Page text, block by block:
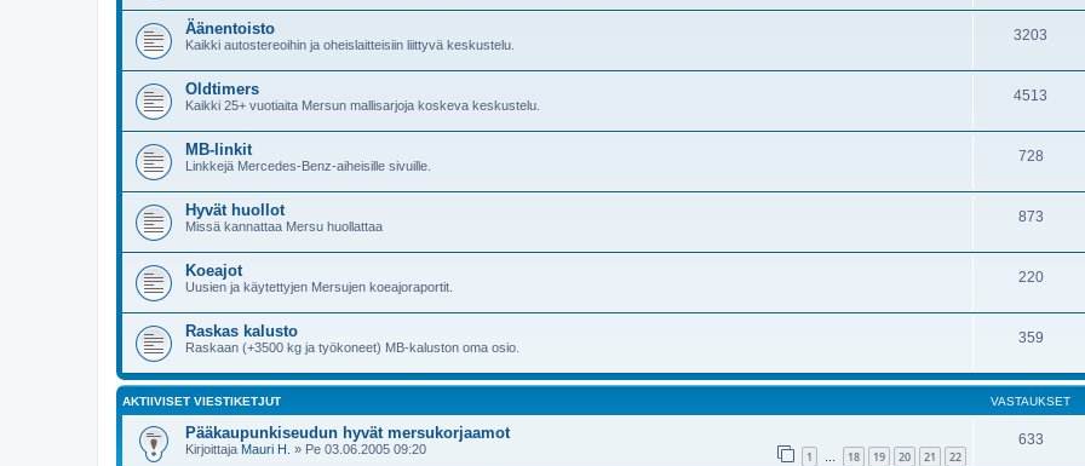
Äänentoisto
Kaikki autostereoihin ja oheislaitteisiin liittyvä keskustelu.
3203
Oldtimers
Kaikki 25+ vuotiaita Mersun mallisarjoja koskeva keskustelu.
4513
MB-linkit
Linkkejä Mercedes-Benz-aiheisille sivuille.
728
Hyvät huollot
Missä kannattaa Mersu huollattaa
873
Koeajot
Uusien ja käytettyjen Mersujen koeajoraportit.
220
Raskas kalusto
Raskaan (+3500 kg ja työkoneet) MB-kaluston oma osio.
359
AKTIIVISET VIESTIKETJUT VASTAUKSET
Pääkaupunkiseudun hyvät mersukorjaamot
Kirjoittaja Mauri H. » Pe 03.06.2005 09:20 1 … 18 19 20 21 22
633